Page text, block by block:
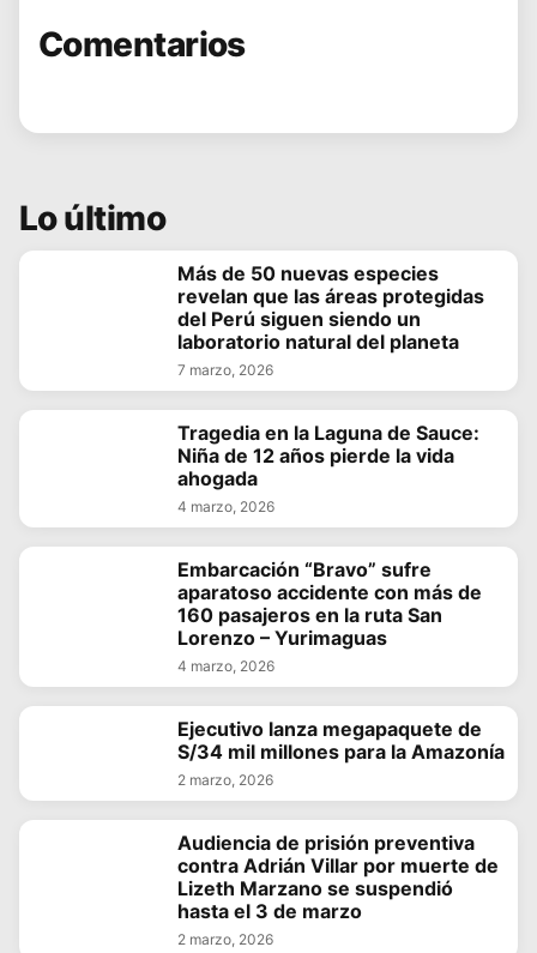
Comentarios
Lo último
Más de 50 nuevas especies
revelan que las áreas protegidas
del Perú siguen siendo un
laboratorio natural del planeta
7 marzo, 2026
Tragedia en la Laguna de Sauce:
Niña de 12 años pierde la vida
ahogada
4 marzo, 2026
Embarcación “Bravo” sufre
aparatoso accidente con más de
160 pasajeros en la ruta San
Lorenzo – Yurimaguas
4 marzo, 2026
Ejecutivo lanza megapaquete de
S/34 mil millones para la Amazonía
2 marzo, 2026
Audiencia de prisión preventiva
contra Adrián Villar por muerte de
Lizeth Marzano se suspendió
hasta el 3 de marzo
2 marzo, 2026